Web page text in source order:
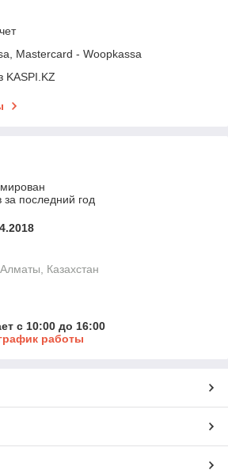
Mastercard - Woopkassa
KASPI.KZ
последний год
Казахстан
с 10:00 до 16:00
работы